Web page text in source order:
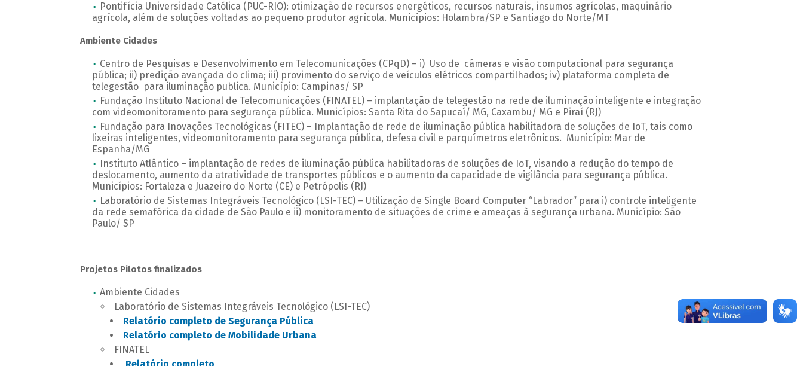
Pontifícia Universidade Católica (PUC-RIO): otimização de recursos energéticos, recursos naturais, insumos agrícolas, maquinário
agrícola, além de soluções voltadas ao pequeno produtor agrícola. Municípios: Holambra/SP e Santiago do Norte/MT
Ambiente Cidades
Centro de Pesquisas e Desenvolvimento em Telecomunicações (CPqD) – i) Uso de câmeras e visão computacional para segurança
pública; ii) predição avançada do clima; iii) provimento do serviço de veículos elétricos compartilhados; iv) plataforma completa de
telegestão para iluminação publica. Município: Campinas/ SP
Fundação Instituto Nacional de Telecomunicações (FINATEL) – implantação de telegestão na rede de iluminação inteligente e integração
com videomonitoramento para segurança pública. Municípios: Santa Rita do Sapucaí/ MG, Caxambu/ MG e Piraí (RJ)
Fundação para Inovações Tecnológicas (FITEC) – Implantação de rede de iluminação pública habilitadora de soluções de IoT, tais como
lixeiras inteligentes, videomonitoramento para segurança pública, defesa civil e parquímetros eletrônicos. Município: Mar de
Espanha/MG
Instituto Atlântico – implantação de redes de iluminação pública habilitadoras de soluções de IoT, visando a redução do tempo de
deslocamento, aumento da atratividade de transportes públicos e o aumento da capacidade de vigilância para segurança pública.
Municípios: Fortaleza e Juazeiro do Norte (CE) e Petrópolis (RJ)
Laboratório de Sistemas Integráveis Tecnológico (LSI-TEC) – Utilização de Single Board Computer “Labrador” para i) controle inteligente
da rede semafórica da cidade de São Paulo e ii) monitoramento de situações de crime e ameaças à segurança urbana. Município: São
Paulo/ SP
Projetos Pilotos finalizados
Ambiente Cidades
Laboratório de Sistemas Integráveis Tecnológico (LSI-TEC)
Relatório completo de Segurança Pública
Relatório completo de Mobilidade Urbana
FINATEL